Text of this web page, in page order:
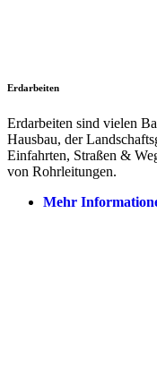
Erdarbeiten
Erdarbeiten sind vielen
Hausbau, der
Einfahrten, Straßen &
von Rohrleitungen.
Mehr